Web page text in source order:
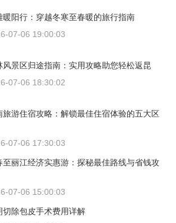
暖阳行：穿越冬寒至春暖的旅行指南
07-06 19:00:03
风景区归途指南：实用攻略助您轻松返昆
07-06 18:30:02
旅游住宿攻略：解锁最佳住宿体验的五大区
07-06 17:30:03
至丽江经济实惠游：探秘最佳路线与省钱攻
07-06 15:00:03
切除包皮手术费用详解